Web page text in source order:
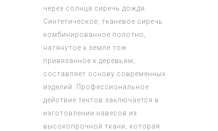
через солнца сиречь дождя.
Синтетическое, тканевое сиречь
комбинированное полотно,
натянутое к земле тож
привязанное к деревьям,
составляет основу современных
изделий. Профессиональное
действие тентов заключается в
изготовлении навесов из
высокопрочной ткани, которая